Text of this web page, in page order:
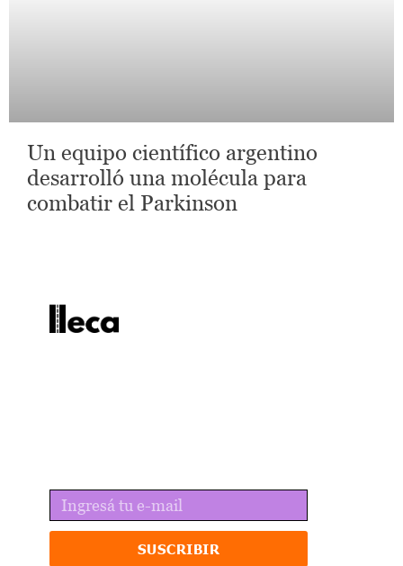
Un equipo científico argentino
desarrolló una molécula para
combatir el Parkinson
SUSCRIBIR